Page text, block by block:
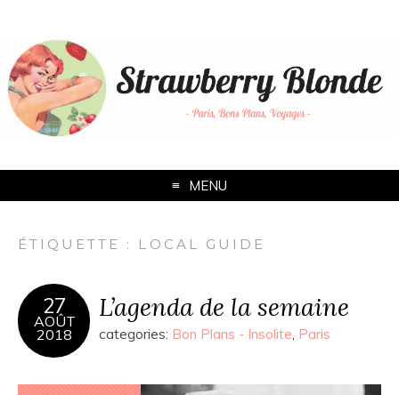
MENU
ÉTIQUETTE : LOCAL GUIDE
27
AOÛT
2018
L’agenda de la semaine
categories: Bon Plans - Insolite Paris